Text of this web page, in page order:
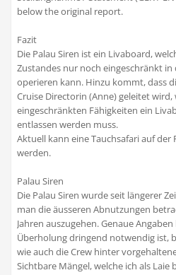
below the original report.
Fazit
Die Palau Siren ist ein Livaboard,
Zustandes nur noch eingeschränkt in
operieren kann. Hinzu kommt, dass
Cruise Directorin (Anne) geleitet
eingeschränkten Fähigkeiten ein
entlassen werden muss.
Aktuell kann eine Tauchsafari auf der
werden.
Palau Siren
Die Palau Siren wurde seit längerer
man die äusseren Abnutzungen
Jahren auszugehen. Genaue
Überholung dringend notwendig ist,
wie auch die Crew hinter
Sichtbare Mängel, welche ich als Laie